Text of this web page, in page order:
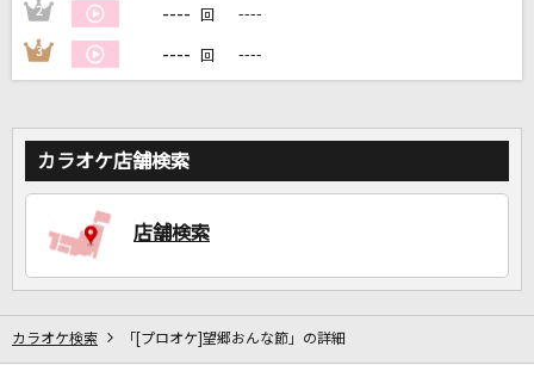
2 ---- 回 ----
3 ---- 回 ----
カラオケ店舗検索
店舗検索
カラオケ検索 「[プロオケ]望郷おんな節」の詳細